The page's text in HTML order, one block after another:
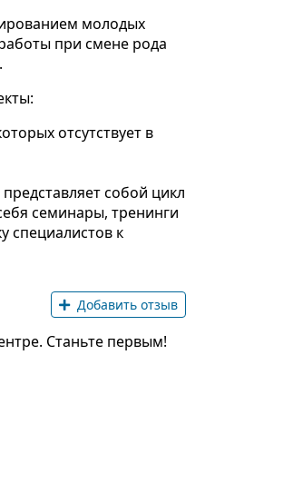
молодых
при смене рода
отсутствует в
собой цикл
семинары, тренинги
специалистов к
Добавить отзыв
Станьте первым!